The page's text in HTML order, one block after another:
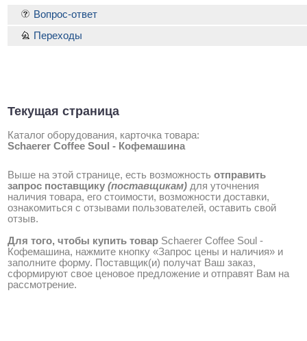
Текущая страница
Каталог оборудования, карточка товара:
Schaerer Coffee Soul - Кофемашина
Выше на этой странице, есть возможность отправить
запрос поставщику (поставщикам) для уточнения
наличия товара, его стоимости, возможности доставки,
ознакомиться с отзывами пользователей, оставить свой
отзыв.
Для того, чтобы купить товар Schaerer Coffee Soul -
Кофемашина, нажмите кнопку «Запрос цены и наличия» и
заполните форму. Поставщик(и) получат Ваш заказ,
сформируют свое ценовое предложение и отправят Вам на
рассмотрение.
Вопрос-ответ
Переходы